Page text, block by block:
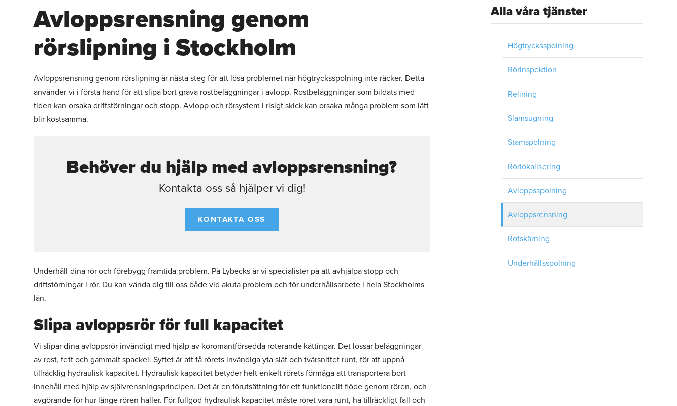
Avloppsrensning genom
rörslipning i Stockholm
Avloppsrensning genom rörslipning är nästa steg för att lösa problemet när högtrycksspolning inte räcker. Detta
använder vi i första hand för att slipa bort grava rostbeläggningar i avlopp. Rostbeläggningar som bildats med
tiden kan orsaka driftstörningar och stopp. Avlopp och rörsystem i risigt skick kan orsaka många problem som lätt
blir kostsamma.
Behöver du hjälp med avloppsrensning?
Kontakta oss så hjälper vi dig!
KONTAKTA OSS
Underhåll dina rör och förebygg framtida problem. På Lybecks är vi specialister på att avhjälpa stopp och
driftstörningar i rör. Du kan vända dig till oss både vid akuta problem och för underhållsarbete i hela Stockholms
län.
Slipa avloppsrör för full kapacitet
Vi slipar dina avloppsrör invändigt med hjälp av koromantförsedda roterande kättingar. Det lossar beläggningar
av rost, fett och gammalt spackel. Syftet är att få rörets invändiga yta slät och tvärsnittet runt, för att uppnå
tillräcklig hydraulisk kapacitet. Hydraulisk kapacitet betyder helt enkelt rörets förmåga att transportera bort
innehåll med hjälp av självrensningsprincipen. Det är en förutsättning för ett funktionellt flöde genom rören, och
avgörande för hur länge rören håller. För fullgod hydraulisk kapacitet måste röret vara runt, ha tillräckligt fall och
Alla våra tjänster
Högtrycksspolning
Rörinspektion
Relining
Slamsugning
Stamspolning
Rörlokalisering
Avloppsspolning
Avloppsrensning
Rotskärning
Underhållsspolning